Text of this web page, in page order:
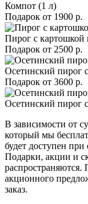
Компот (1 л)
Подарок от 1900 р.
Пирог с картошкой
Подарок от 2500 р.
Осетинский пирог
Подарок от 3600 р.
Осетинский пирог
В зависимости от
который мы
будет доступен при
Подарки, акции и
акционного
заказ.